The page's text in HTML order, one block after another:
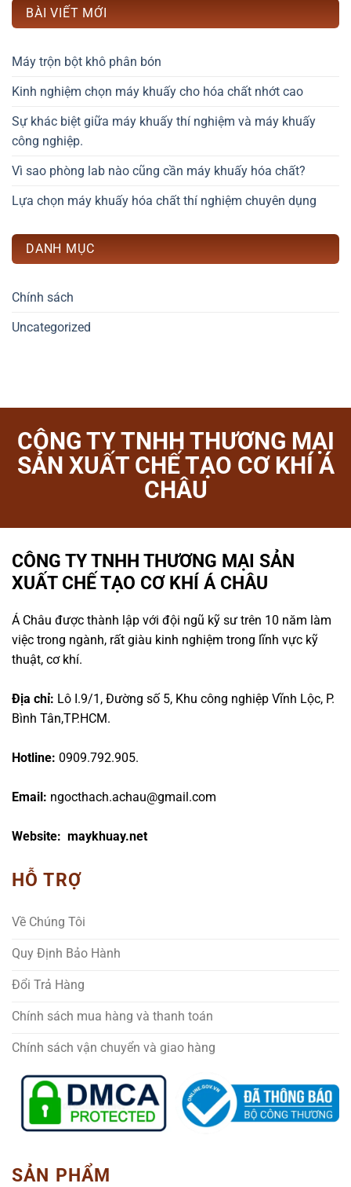
BÀI VIẾT MỚI
Máy trộn bột khô phân bón
Kinh nghiệm chọn máy khuấy cho hóa chất nhớt cao
Sự khác biệt giữa máy khuấy thí nghiệm và máy khuấy
công nghiệp.
Vì sao phòng lab nào cũng cần máy khuấy hóa chất?
Lựa chọn máy khuấy hóa chất thí nghiệm chuyên dụng
DANH MỤC
Chính sách
Uncategorized
CÔNG TY TNHH THƯƠNG MẠI
SẢN XUẤT CHẾ TẠO CƠ KHÍ Á
CHÂU
CÔNG TY TNHH THƯƠNG MẠI SẢN
XUẤT CHẾ TẠO CƠ KHÍ Á CHÂU
Á Châu được thành lập với đội ngũ kỹ sư trên 10 năm làm
việc trong ngành, rất giàu kinh nghiệm trong lĩnh vực kỹ
thuật, cơ khí.
Địa chỉ: Lô I.9/1, Đường số 5, Khu công nghiệp Vĩnh Lộc, P.
Bình Tân,TP.HCM.
Hotline: 0909.792.905.
Email: ngocthach.achau@gmail.com
Website: maykhuay.net
HỖ TRỢ
Về Chúng Tôi
Quy Định Bảo Hành
Đổi Trả Hàng
Chính sách mua hàng và thanh toán
Chính sách vận chuyển và giao hàng
SẢN PHẨM